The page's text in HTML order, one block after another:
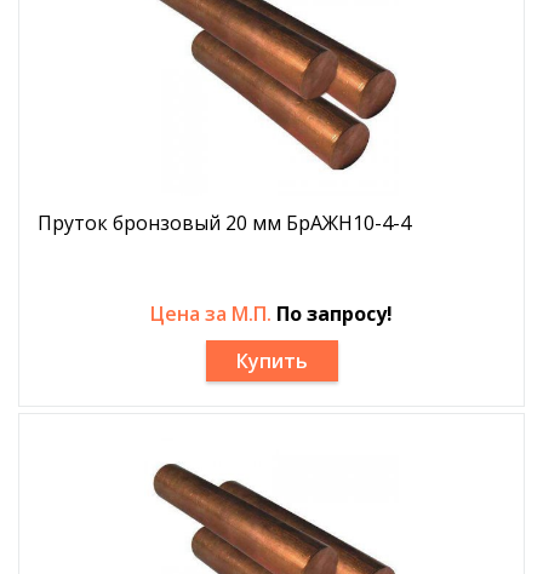
Пруток бронзовый 20 мм БрАЖН10-4-4
Цена за М.П. По запросу!
Купить